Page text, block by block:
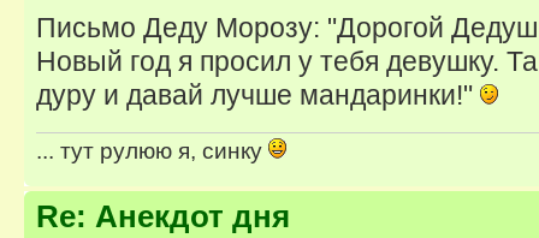
Письмо Деду Морозу: "Дорогой
Новый год я просил у тебя девушку.
дуру и давай лучше мандаринки!"
... тут рулюю я, синку
Re: Анекдот дня